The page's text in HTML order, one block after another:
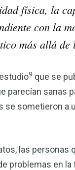
física, la
con la
más allá de
9 que se
parecían sanas
se sometieron a
las personas
problemas en